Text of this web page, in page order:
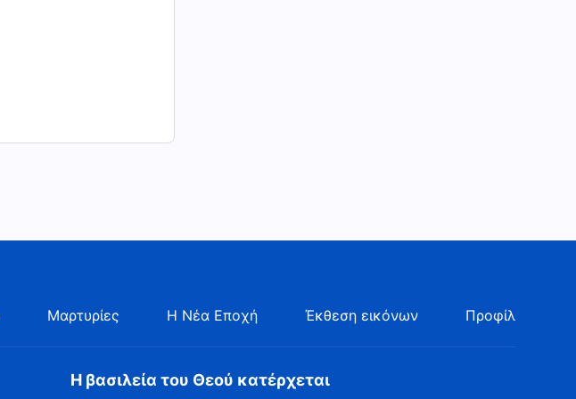
Μαρτυρίες Η Νέα Εποχή Έκθεση εικόνων Προφίλ
Η βασιλεία του Θεού κατέρχεται